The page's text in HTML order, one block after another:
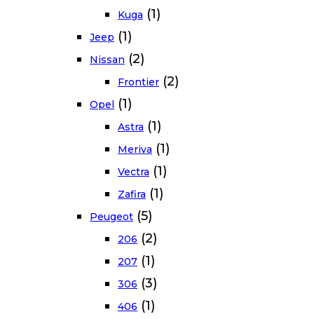
Kuga (1)
Jeep (1)
Nissan (2)
Frontier (2)
Opel (1)
Astra (1)
Meriva (1)
Vectra (1)
Zafira (1)
Peugeot (5)
206 (2)
207 (1)
306 (3)
406 (1)